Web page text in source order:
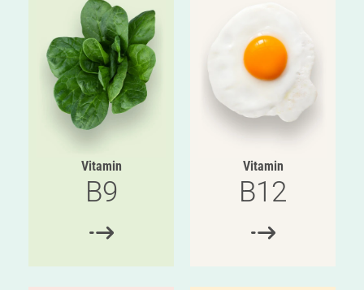
Vitamin
B9
Vitamin
B12